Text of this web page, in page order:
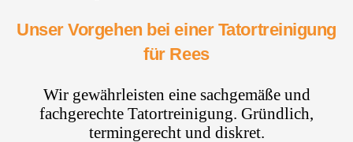
Unser Vorgehen bei einer Tatortreinigung
für Rees
Wir gewährleisten eine sachgemäße und
fachgerechte Tatortreinigung. Gründlich,
termingerecht und diskret.